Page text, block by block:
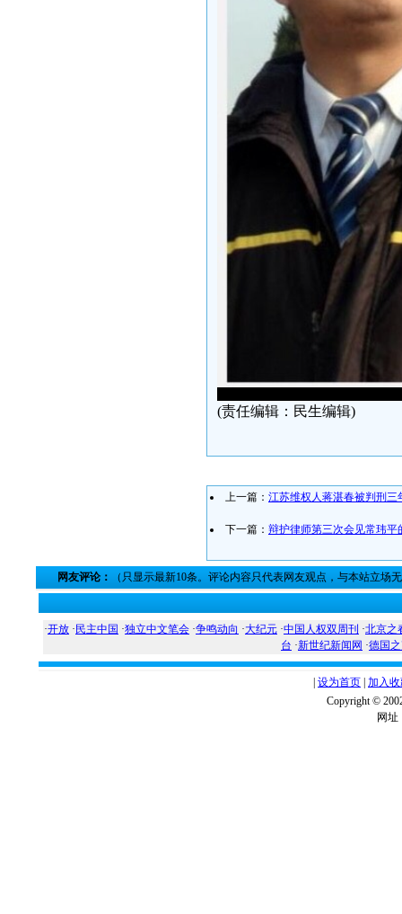
(责任编辑：民生编辑)
上一篇： 江苏维权人蒋湛春被判刑三
下一篇： 辩护律师第三次会见常玮平
网友评论： （只显示最新10条。评论内容只代表网友观点，与本站立场
·开放 · 民主中国 ·独立中文笔会 ·争鸣动向 ·大纪元 ·中国人权双周刊 ·北京之
台 ·新世纪新闻网 ·德国
设为首页 加入
Copyright ©
网址